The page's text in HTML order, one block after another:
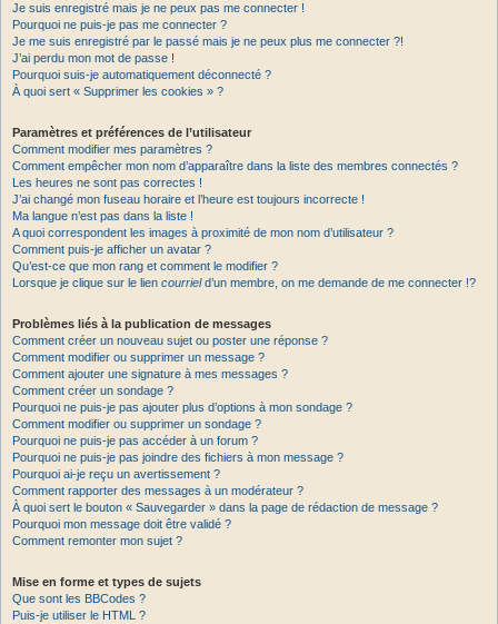
Je suis enregistré mais je ne peux pas me connecter !
Pourquoi ne puis-je pas me connecter ?
Je me suis enregistré par le passé mais je ne peux plus me connecter ?!
J’ai perdu mon mot de passe !
Pourquoi suis-je automatiquement déconnecté ?
À quoi sert « Supprimer les cookies » ?
Paramètres et préférences de l’utilisateur
Comment modifier mes paramètres ?
Comment empêcher mon nom d’apparaître dans la liste des membres connectés ?
Les heures ne sont pas correctes !
J’ai changé mon fuseau horaire et l’heure est toujours incorrecte !
Ma langue n’est pas dans la liste !
A quoi correspondent les images à proximité de mon nom d’utilisateur ?
Comment puis-je afficher un avatar ?
Qu’est-ce que mon rang et comment le modifier ?
Lorsque je clique sur le lien courrield’un membre, on me demande de me connecter !?
Problèmes liés à la publication de messages
Comment créer un nouveau sujet ou poster une réponse ?
Comment modifier ou supprimer un message ?
Comment ajouter une signature à mes messages ?
Comment créer un sondage ?
Pourquoi ne puis-je pas ajouter plus d’options à mon sondage ?
Comment modifier ou supprimer un sondage ?
Pourquoi ne puis-je pas accéder à un forum ?
Pourquoi ne puis-je pas joindre des fichiers à mon message ?
Pourquoi ai-je reçu un avertissement ?
Comment rapporter des messages à un modérateur ?
À quoi sert le bouton « Sauvegarder » dans la page de rédaction de message ?
Pourquoi mon message doit être validé ?
Comment remonter mon sujet ?
Mise en forme et types de sujets
Que sont les BBCodes ?
Puis-je utiliser le HTML ?